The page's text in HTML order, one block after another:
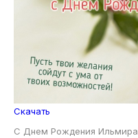
Скачать
С Днем Рождения Ильмира